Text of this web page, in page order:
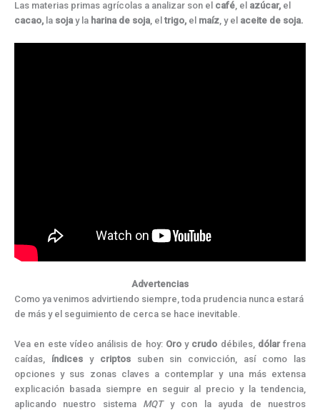
Las materias primas agrícolas a analizar son el café, el azúcar, el
cacao, la sojay la harina de soja, el trigo, el maíz, y el aceite de soja.
Advertencias
Como ya venimos advirtiendo siempre, toda prudencia nunca estará
de más y el seguimiento de cerca se hace inevitable.
Vea en este vídeo análisis de hoy: Oroy crudo débiles, dólarfrena
caídas, índicesy criptossuben sin convicción, así como las
opciones y sus zonas claves a contemplar y una más extensa
explicación basada siempre en seguir al precio y la tendencia,
aplicando nuestro sistema MQTy con la ayuda de nuestros